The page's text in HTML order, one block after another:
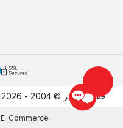
حقوق النشر © 2004 - 2026 evgor.com.tr جميع الحقوق محفوظة.
E-Commerce